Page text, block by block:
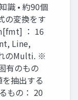
識 • 約90個
の変換をす
： 16
Line,
のMulti. ※
有のもの
を抽出する
もの： 20